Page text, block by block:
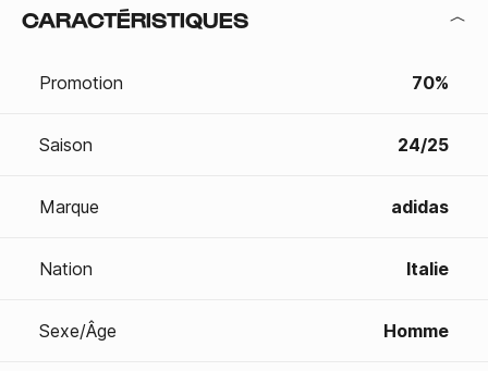
CARACTÉRISTIQUES
Promotion 70%
Saison 24/25
Marque adidas
Nation Italie
Sexe/Âge Homme